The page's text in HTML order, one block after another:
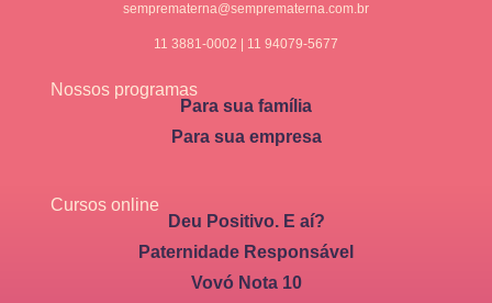
semprematerna@semprematerna.com.br
11 3881-0002 | 11 94079-5677
Nossos programas
Para sua família
Para sua empresa
Cursos online
Deu Positivo. E aí?
Paternidade Responsável
Vovó Nota 10